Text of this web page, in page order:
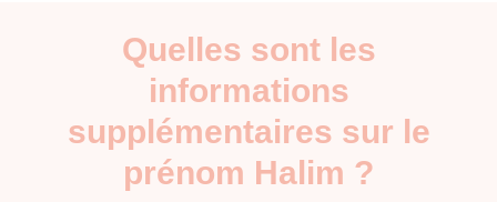
Quelles sont les
informations
supplémentaires sur le
prénom Halim ?